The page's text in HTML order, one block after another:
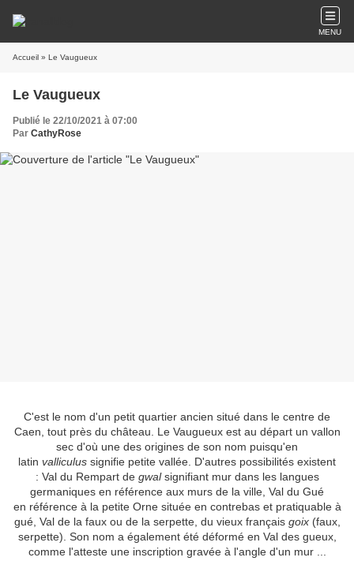
MENU
Accueil » Le Vaugueux
Le Vaugueux
Publié le 22/10/2021 à 07:00
Par CathyRose
C'est le nom d'un petit quartier ancien situé dans le centre de
Caen, tout près du château. Le Vaugueux est au départ un vallon
sec d'où une des origines de son nom puisqu'en
latin valliculus signifie petite vallée. D'autres possibilités existent
: Val du Rempartde gwalsignifiant mur dans les langues
germaniques en référence aux murs de la ville, Val du Gué
en référence à la petite Orne située en contrebas et pratiquable à
gué, Val de la faux ou de la serpette, du vieux français goix(faux,
serpette). Son nom a également été déformé en Val des gueux,
comme l'atteste une inscription gravée à l'angle d'un mur ...